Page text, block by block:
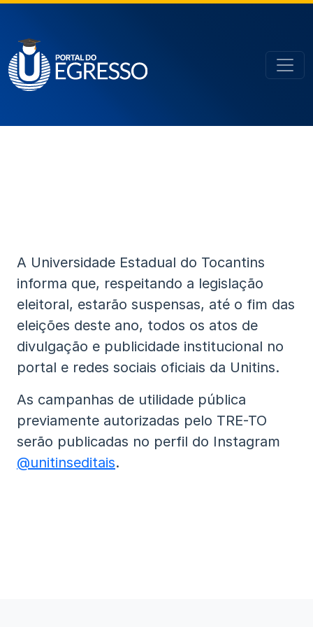
A Universidade Estadual do Tocantins
informa que, respeitando a legislação
eleitoral, estarão suspensas, até o fim das
eleições deste ano, todos os atos de
divulgação e publicidade institucional no
portal e redes sociais oficiais da Unitins.
As campanhas de utilidade pública
previamente autorizadas pelo TRE-TO
serão publicadas no perfil do Instagram
@unitinseditais.